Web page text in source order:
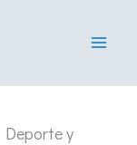
Deporte y